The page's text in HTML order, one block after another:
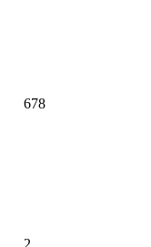
678
2